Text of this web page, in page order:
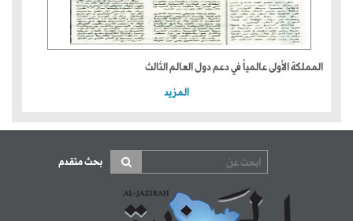
المملكة الأولى عالمياً في دعم دول العالم الثالث
المزيد
بحث متقدم